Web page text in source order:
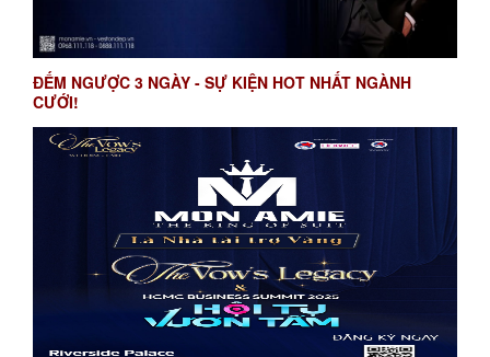
ĐẾM NGƯỢC 3 NGÀY - SỰ KIỆN HOT NHẤT NGÀNH
CƯỚI!